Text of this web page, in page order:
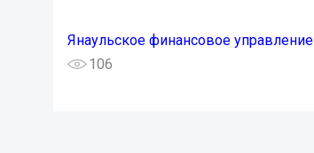
Янаульское финансовое управление
106